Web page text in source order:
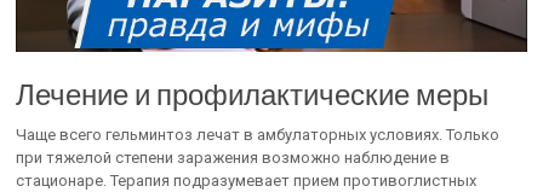
Лечение и профилактические меры
Чаще всего гельминтоз лечат в амбулаторных условиях. Только
при тяжелой степени заражения возможно наблюдение в
стационаре. Терапия подразумевает прием противоглистных